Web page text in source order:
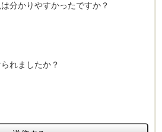
分かりやすかったですか？
れましたか？